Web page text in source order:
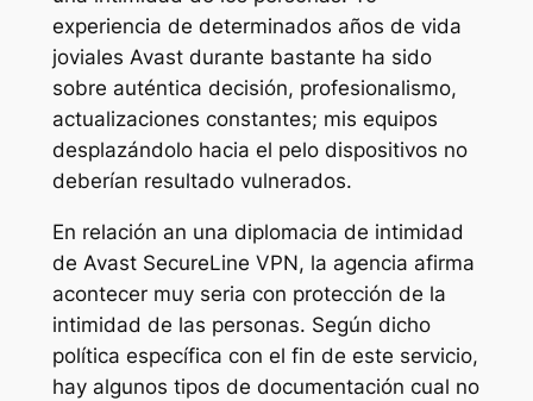
experiencia de determinados años de vida
joviales Avast durante bastante ha sido
sobre auténtica decisión, profesionalismo,
actualizaciones constantes; mis equipos
desplazándolo hacia el pelo dispositivos no
deberían resultado vulnerados.
En relación an una diplomacia de intimidad
de Avast SecureLine VPN, la agencia afirma
acontecer muy seria con protección de la
intimidad de las personas. Según dicho
política específica con el fin de este servicio,
hay algunos tipos de documentación cual no